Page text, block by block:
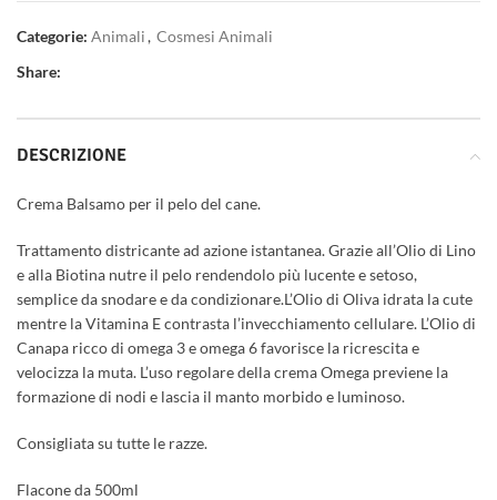
Categorie: Animali, Cosmesi Animali
Share:
DESCRIZIONE
Crema Balsamo per il pelo del cane.
Trattamento districante ad azione istantanea. Grazie all’Olio di Lino
e alla Biotina nutre il pelo rendendolo più lucente e setoso,
semplice da snodare e da condizionare.L’Olio di Oliva idrata la cute
mentre la Vitamina E contrasta l’invecchiamento cellulare. L’Olio di
Canapa ricco di omega 3 e omega 6 favorisce la ricrescita e
velocizza la muta. L’uso regolare della crema Omega previene la
formazione di nodi e lascia il manto morbido e luminoso.
Consigliata su tutte le razze.
Flacone da 500ml